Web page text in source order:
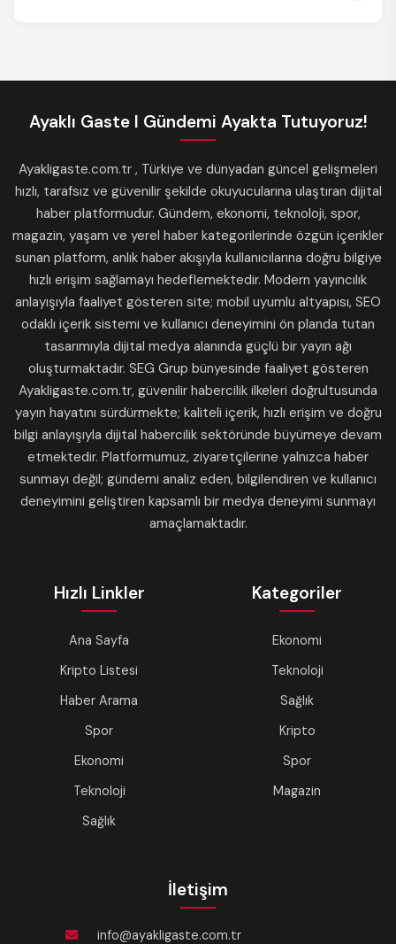
Ayaklı Gaste I Gündemi Ayakta Tutuyoruz!
Ayakligaste.com.tr , Türkiye ve dünyadan güncel gelişmeleri
hızlı, tarafsız ve güvenilir şekilde okuyucularına ulaştıran dijital
haber platformudur. Gündem, ekonomi, teknoloji, spor,
magazin, yaşam ve yerel haber kategorilerinde özgün içerikler
sunan platform, anlık haber akışıyla kullanıcılarına doğru bilgiye
hızlı erişim sağlamayı hedeflemektedir. Modern yayıncılık
anlayışıyla faaliyet gösteren site; mobil uyumlu altyapısı, SEO
odaklı içerik sistemi ve kullanıcı deneyimini ön planda tutan
tasarımıyla dijital medya alanında güçlü bir yayın ağı
oluşturmaktadır. SEG Grup bünyesinde faaliyet gösteren
Ayakligaste.com.tr, güvenilir habercilik ilkeleri doğrultusunda
yayın hayatını sürdürmekte; kaliteli içerik, hızlı erişim ve doğru
bilgi anlayışıyla dijital habercilik sektöründe büyümeye devam
etmektedir. Platformumuz, ziyaretçilerine yalnızca haber
sunmayı değil; gündemi analiz eden, bilgilendiren ve kullanıcı
deneyimini geliştiren kapsamlı bir medya deneyimi sunmayı
amaçlamaktadır.
Hızlı Linkler
Ana Sayfa
Kripto Listesi
Haber Arama
Spor
Ekonomi
Teknoloji
Sağlık
Kategoriler
Ekonomi
Teknoloji
Sağlık
Kripto
Spor
Magazin
İletişim
info@ayakligaste.com.tr